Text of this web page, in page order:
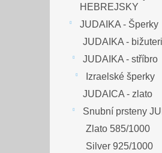
HEBREJSKY
JUDAIKA - Šperky
JUDAIKA -
JUDAIKA - stříbro
Izraelské šperky
JUDAICA - zlato
Snubní prsteny
Zlato 585/1000
Silver 925/1000